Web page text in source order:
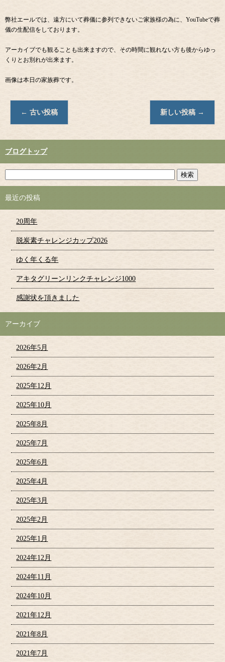
弊社エールでは、遠方にいて葬儀に参列できないご家族様の為に、YouTubeで葬
儀の生配信をしております。
アーカイブでも観ることも出来ますので、その時間に観れない方も後からゆっ
くりとお別れが出来ます。
画像は本日の家族葬です。
← 古い投稿 新しい投稿 →
ブログトップ
最近の投稿
20周年
脱炭素チャレンジカップ2026
ゆく年くる年
アキタグリーンリンクチャレンジ1000
感謝状を頂きました
アーカイブ
2026年5月
2026年2月
2025年12月
2025年10月
2025年8月
2025年7月
2025年6月
2025年4月
2025年3月
2025年2月
2025年1月
2024年12月
2024年11月
2024年10月
2021年12月
2021年8月
2021年7月